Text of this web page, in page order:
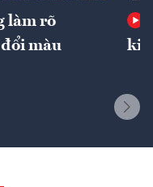
làm rõ
màu